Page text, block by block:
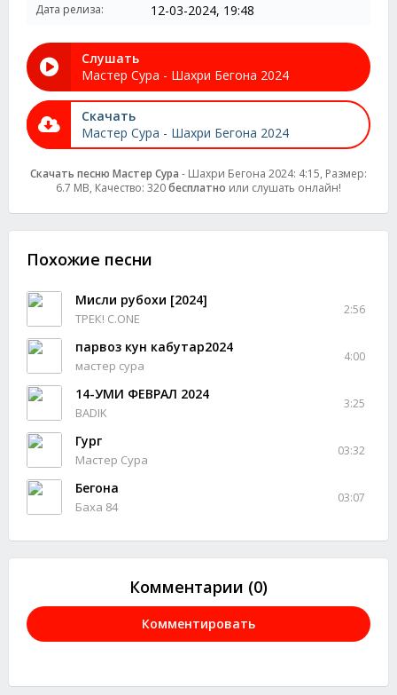
Дата релиза: 12-03-2024, 19:48
Слушать
Мастер Сура - Шахри Бегона 2024
Скачать
Мастер Сура - Шахри Бегона 2024
Скачать песню Мастер Сура - Шахри Бегона 2024: 4:15, Размер:
6.7 MB, Качество: 320бесплатно или слушать онлайн!
Похожие песни
Мисли рубохи [2024]
ТРЕК! C.ONE
2:56
парвоз кун кабутар2024
мастер сура
4:00
14-УМИ ФЕВРАЛ 2024
BADIK
3:25
Гург
Мастер Сура
03:32
Бегона
Баха 84
03:07
Комментарии (0)
Комментировать